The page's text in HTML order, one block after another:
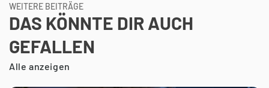
WEITERE BEITRÄGE
DAS KÖNNTE DIR AUCH
GEFALLEN
Alle anzeigen